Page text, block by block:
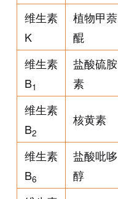
维生素
K
植物甲萘
醌
维生素
B1
盐酸硫胺
素
维生素
B2
核黄素
维生素
B6
盐酸吡哆
醇